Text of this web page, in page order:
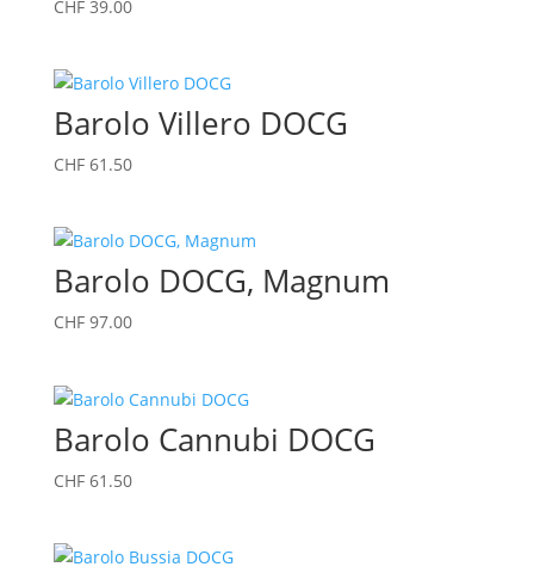
CHF39.00
Barolo Villero DOCG
CHF61.50
Barolo DOCG, Magnum
CHF97.00
Barolo Cannubi DOCG
CHF61.50